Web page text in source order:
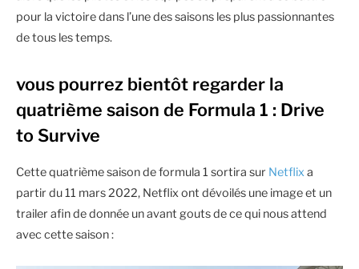
pour la victoire dans l’une des saisons les plus passionnantes
de tous les temps.
vous pourrez bientôt regarder la
quatrième saison de Formula 1 : Drive
to Survive
Cette quatrième saison de formula 1 sortira sur Netflix a
partir du 11 mars 2022, Netflix ont dévoilés une image et un
trailer afin de donnée un avant gouts de ce qui nous attend
avec cette saison :